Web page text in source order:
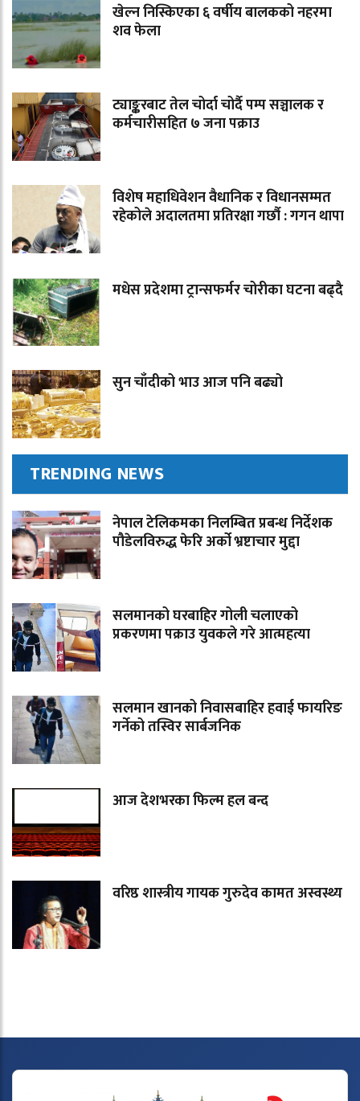
खेल्न निस्किएका ६ वर्षीय बालकको नहरमा
शव फेला
ट्याङ्करबाट तेल चोर्दा चोर्दै पम्प सञ्चालक र
कर्मचारीसहित ७ जना पक्राउ
विशेष महाधिवेशन वैधानिक र विधानसम्मत
रहेकोले अदालतमा प्रतिरक्षा गर्छौ : गगन थापा
मधेस प्रदेशमा ट्रान्सफर्मर चोरीका घटना बढ्दै
सुन चाँदीको भाउ आज पनि बढ्यो
TRENDING NEWS
नेपाल टेलिकमका निलम्बित प्रबन्ध निर्देशक
पौडेलविरुद्ध फेरि अर्को भ्रष्टाचार मुद्दा
सलमानको घरबाहिर गोली चलाएको
प्रकरणमा पक्राउ युवकले गरे आत्महत्या
सलमान खानको निवासबाहिर हवाई फायरिङ
गर्नेको तस्विर सार्बजनिक
आज देशभरका फिल्म हल बन्द
वरिष्ठ शास्त्रीय गायक गुरुदेव कामत अस्वस्थ्य